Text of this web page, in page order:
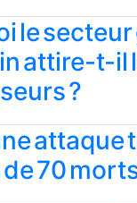
le
attire-t-il
?
attaque
70